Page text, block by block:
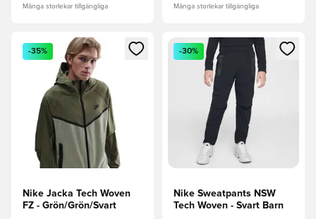
Många storlekar tillgängliga Många storlekar tillgängliga
Öppnar en Modal för att logga in eller registrera dig som
-35%
Nike Jacka Tech Woven
FZ - Grön/Grön/Svart
Öppnar en Modal för att
-30%
Nike Sweatpants NSW
Tech Woven - Svart Barn